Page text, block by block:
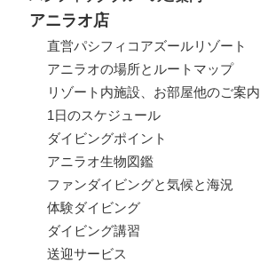
アニラオ店
直営パシフィコアズールリゾート
アニラオの場所とルートマップ
リゾート内施設、お部屋他のご案内
1日のスケジュール
ダイビングポイント
アニラオ生物図鑑
ファンダイビングと気候と海況
体験ダイビング
ダイビング講習
送迎サービス